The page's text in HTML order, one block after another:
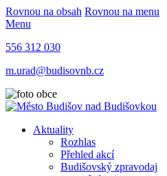
Rovnou na obsah Rovnou na menu
Menu
556 312 030
m.urad@budisovnb.cz
Aktuality
Rozhlas
Přehled akcí
Budišovský zpravodaj